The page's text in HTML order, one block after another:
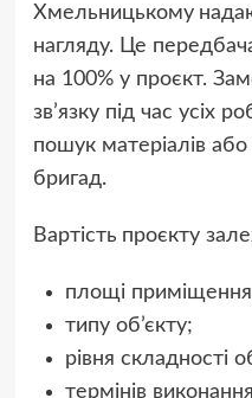
Хмельницькому
нагляду. Це
на 100% у проєкт.
зв’язку під час усіх
пошук матеріалів
бригад.
Вартість проєкту
площі
типу об’єкту;
рівня складності
термінів